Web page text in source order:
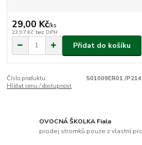
29,00 Kč/ks
23,97 Kč bez DPH
Přidat do košíku
Číslo produktu:
501009ER01 /P214
Hlídat cenu / dostupnost
OVOCNÁ ŠKOLKA Fiala
prodej stromků pouze z vlastní